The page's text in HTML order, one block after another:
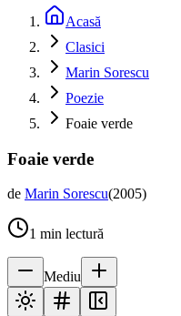
Acasă
Clasici
Marin Sorescu
Poezie
Foaie verde
Foaie verde
de Marin Sorescu(2005)
1 min lectură
Mediu